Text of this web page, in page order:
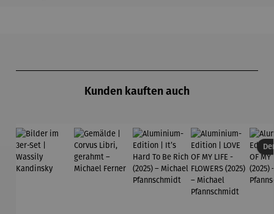
Kunden kauften auch